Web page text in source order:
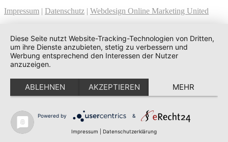
Impressum | Datenschutz | Webdesign Online Marketing United
Diese Seite nutzt Website-Tracking-Technologien von Dritten,
um ihre Dienste anzubieten, stetig zu verbessern und
Werbung entsprechend den Interessen der Nutzer
anzuzeigen.
ABLEHNEN AKZEPTIEREN MEHR
Powered by &
Impressum Datenschutzerklärung